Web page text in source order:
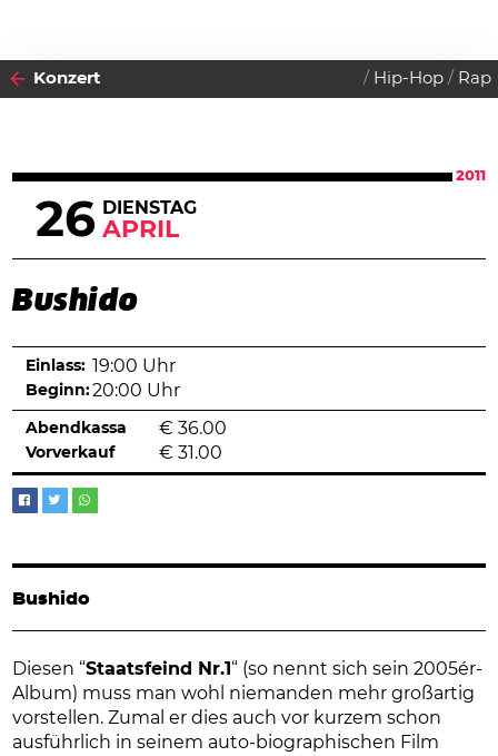
Konzert Hip-Hop Rap
2011
26 DIENSTAG
APRIL
Bushido
Einlass: 19:00 Uhr
Beginn:20:00 Uhr
Abendkassa € 36.00
Vorverkauf € 31.00
Bushido
Diesen “Staatsfeind Nr.1 “ (so nennt sich sein 2005´er-
Album) muss man wohl niemanden mehr großartig
vorstellen. Zumal er dies auch vor kurzem schon
ausführlich in seinem auto-biographischen Film